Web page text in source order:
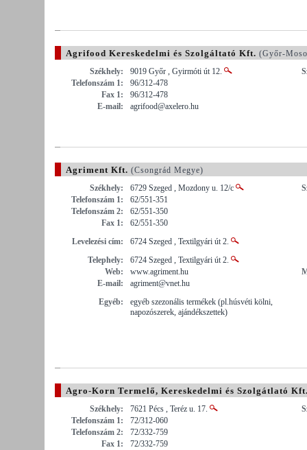
Agrifood Kereskedelmi és Szolgáltató Kft. (Győr-
Székhely:
9019 Győr , Gyirmóti út 12.
Telefonszám 1:
96/312-478
Fax 1:
96/312-478
E-mail:
agrifood@axelero.hu
Agriment Kft. (Csongrád Megye)
Székhely:
6729 Szeged , Mozdony u. 12/c
Telefonszám 1:
62/551-351
Telefonszám 2:
62/551-350
Fax 1:
62/551-350
Levelezési cím:
6724 Szeged , Textilgyári út 2.
Telephely:
6724 Szeged , Textilgyári út 2.
Web:
www.agriment.hu
E-mail:
agriment@vnet.hu
Egyéb:
egyéb szezonális termékek (pl.húsvéti kölni,
napozószerek, ajándékszettek)
Agro-Korn Termelő, Kereskedelmi és Szolgátlató
Székhely:
7621 Pécs , Teréz u. 17.
Telefonszám 1:
72/312-060
Telefonszám 2:
72/332-759
Fax 1:
72/332-759